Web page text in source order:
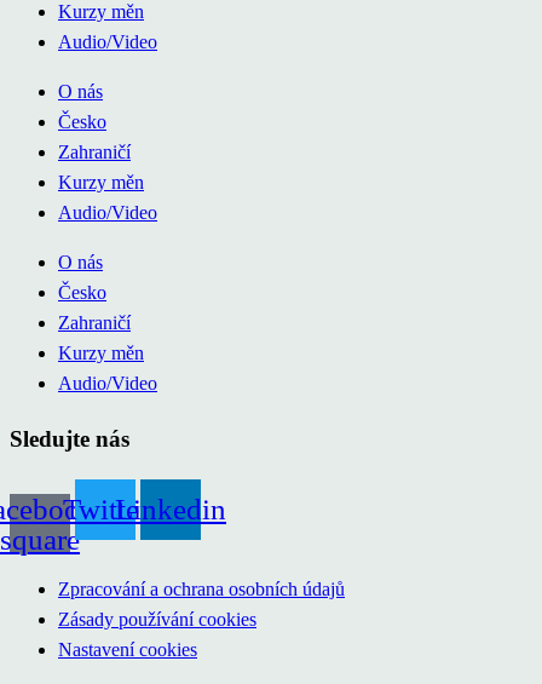
Kurzy měn
Audio/Video
O nás
Česko
Zahraničí
Kurzy měn
Audio/Video
O nás
Česko
Zahraničí
Kurzy měn
Audio/Video
Sledujte nás
square
TwitterLinkedin
Zpracování a ochrana osobních údajů
Zásady používání cookies
Nastavení cookies